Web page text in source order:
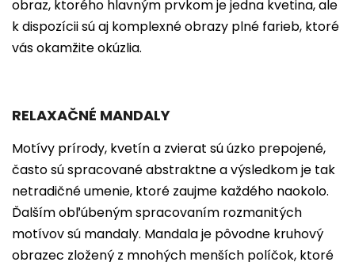
obraz, ktorého hlavným prvkom je jedna kvetina, ale
k dispozícii sú aj komplexné obrazy plné farieb, ktoré
vás okamžite okúzlia.
RELAXAČNÉ MANDALY
Motívy prírody, kvetín a zvierat sú úzko prepojené,
často sú spracované abstraktne a výsledkom je tak
netradičné umenie, ktoré zaujme každého naokolo.
Ďalším obľúbeným spracovaním rozmanitých
motívov sú mandaly. Mandala je pôvodne kruhový
obrazec zložený z mnohých menších políčok, ktoré